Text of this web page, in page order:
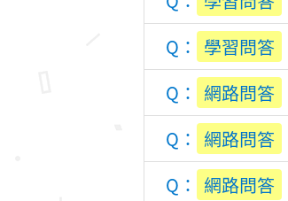
學習問答
網路問答
網路問答
網路問答